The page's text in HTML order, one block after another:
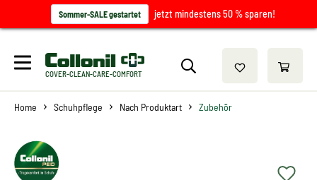
Sommer-SALE gestartet jetzt mindestens 50 % sparen!
COVER-CLEAN-CARE-COMFORT
Home Schuhpflege Nach Produktart Zubehör